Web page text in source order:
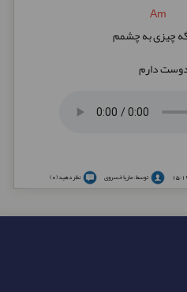
Am
چیزی به چشمم
توسط : ماریا خسروی نظر دهید (0)